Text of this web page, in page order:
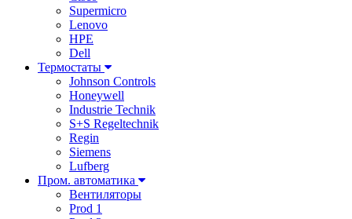
Supermicro
Lenovo
HPE
Dell
Термостаты
Johnson Controls
Honeywell
Industrie Technik
S+S Regeltechnik
Regin
Siemens
Lufberg
Пром. автоматика
Вентиляторы
Prod 1